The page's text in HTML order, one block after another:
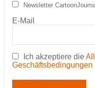
Newsletter
E-Mail
Ich akzeptiere die
Geschäftsbedingungen